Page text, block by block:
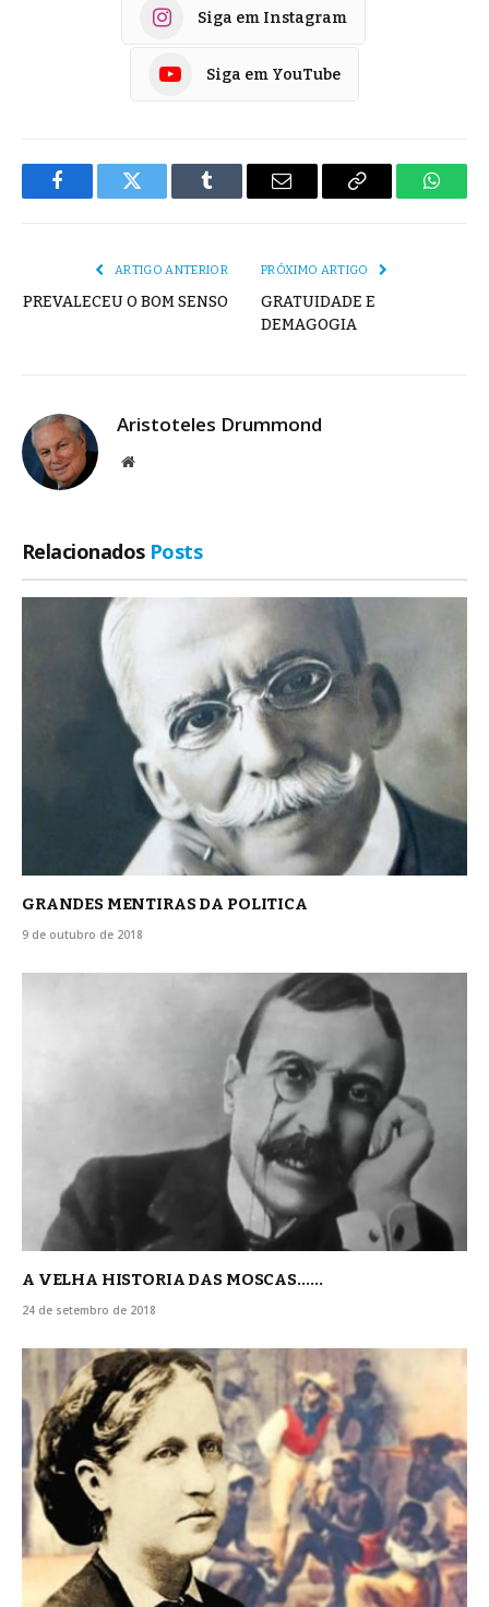
Siga em Instagram
Siga em YouTube
FacebookTwitter Tumblr
E-
Copiar
ARTIGO ANTERIOR
PREVALECEU O BOM SENSO
PRÓXIMO ARTIGO
GRATUIDADE E
DEMAGOGIA
Aristoteles Drummond
Site
Relacionados Posts
GRANDES MENTIRAS DA POLITICA
9 de outubro de 2018
A VELHA HISTORIA DAS MOSCAS……
24 de setembro de 2018